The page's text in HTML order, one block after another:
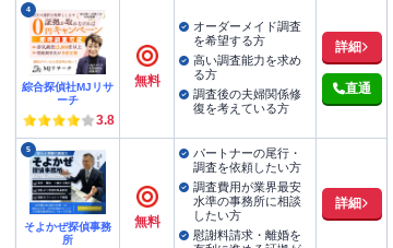
4
綜合探偵社MJリサ
ーチ
3.8
無料
オーダーメイド調査
を希望する方
高い調査能力を求め
る方
調査後の夫婦関係修
復を考えている方
詳細
直通
5
そよかぜ探偵事務
所
無料
パートナーの尾行・
調査を依頼したい方
調査費用が業界最安
水準の事務所に相談
したい方
慰謝料請求・離婚を
詳細